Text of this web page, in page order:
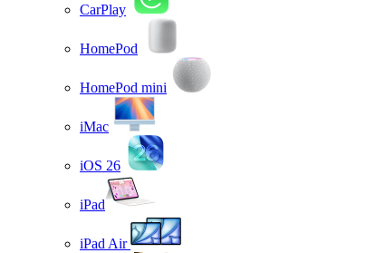
CarPlay
HomePod
HomePod mini
iMac
iOS 26
iPad
iPad Air